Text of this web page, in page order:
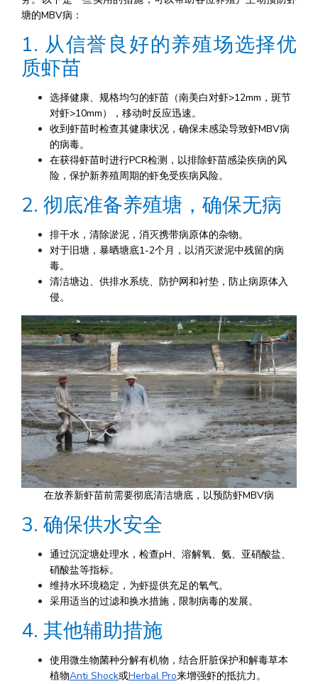
塘的MBV病：
1. 从信誉良好的养殖场选择优
质虾苗
选择健康、规格均匀的虾苗（南美白对虾>12mm，斑节
对虾>10mm），移动时反应迅速。
收到虾苗时检查其健康状况，确保未感染导致虾MBV病
的病毒。
在获得虾苗时进行PCR检测，以排除虾苗感染疾病的风
险，保护新养殖周期的虾免受疾病风险。
2. 彻底准备养殖塘，确保无病
排干水，清除淤泥，消灭携带病原体的杂物。
对于旧塘，暴晒塘底1-2个月，以消灭淤泥中残留的病
毒。
清洁塘边、供排水系统、防护网和衬垫，防止病原体入
侵。
在放养新虾苗前需要彻底清洁塘底，以预防虾MBV病
3. 确保供水安全
通过沉淀塘处理水，检查pH、溶解氧、氨、亚硝酸盐、
硝酸盐等指标。
维持水环境稳定，为虾提供充足的氧气。
采用适当的过滤和换水措施，限制病毒的发展。
4. 其他辅助措施
使用微生物菌种分解有机物，结合肝脏保护和解毒草本
植物Anti Shock或Herbal Pro来增强虾的抵抗力。